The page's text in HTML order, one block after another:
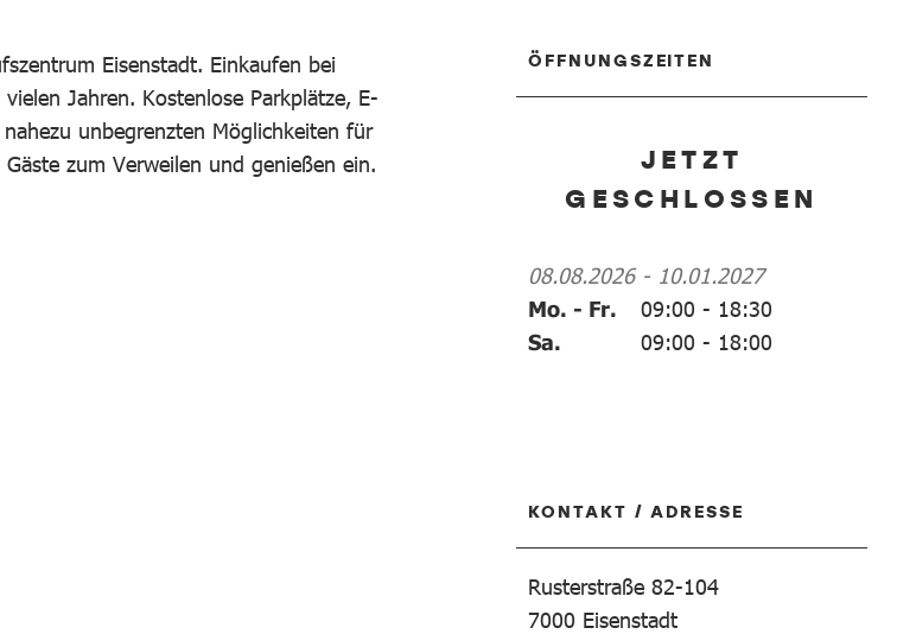
Eisenstadt. Einkaufen bei
Jahren. Kostenlose Parkplätze, E-
unbegrenzten Möglichkeiten für
zum Verweilen und genießen ein.
ÖFFNUNGSZEITEN
JETZT
GESCHLOSSEN
08.08.2026- 10.01.2027
Mo. - Fr.
09:00 - 18:30
Sa.
09:00 - 18:00
KONTAKT / ADRESSE
Rusterstraße 82-104
7000 Eisenstadt